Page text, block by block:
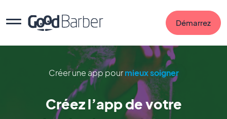
Démarrez
Créer une app pourmieux soigner
Créez l’app de votre